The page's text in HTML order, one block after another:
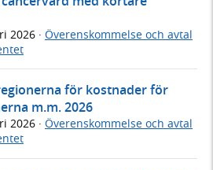
2026 · Överenskommelse och avtal
för kostnader för
m.m. 2026
2026 · Överenskommelse och avtal